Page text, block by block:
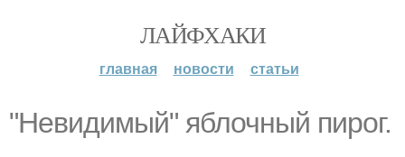
ЛАЙФХАКИ
главная новости статьи
"Невидимый" яблочный пирог.